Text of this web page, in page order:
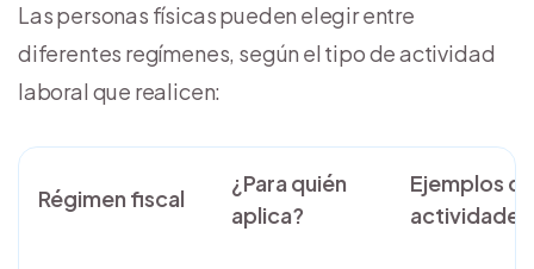
Las personas físicas pueden elegir entre
diferentes regímenes, según el tipo de actividad
laboral que realicen:
Régimen fiscal
¿Para quién
aplica?
Ejemplos de
actividades